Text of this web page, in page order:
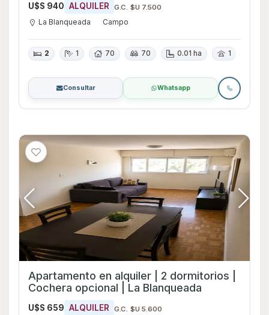
U$S 940 ALQUILER G.C. $U 7.500
La Blanqueada Campo
2 1 70 70 0.01 ha 1
Consultar Whatsapp
Apartamento en alquiler | 2 dormitorios |
Cochera opcional | La Blanqueada
U$S 659 ALQUILER G.C. $U 5.600